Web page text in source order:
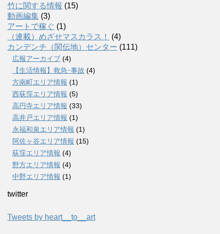
竹に関する情報 (15)
動画編集 (3)
アートで稼ぐ (1)
（連載）めざせマスカラス！
(4)
カンデンチ（関伝地）センター (111)
広報アーカイブ (4)
【生活情報】救急･事故 (4)
方南町エリア情報 (1)
西荻窪エリア情報 (5)
高円寺エリア情報 (33)
高井戸エリア情報 (1)
永福和泉エリア情報 (1)
阿佐ヶ谷エリア情報 (15)
荻窪エリア情報 (4)
野方エリア情報 (4)
中野エリア情報 (1)
twitter
Tweets by heart__to__art